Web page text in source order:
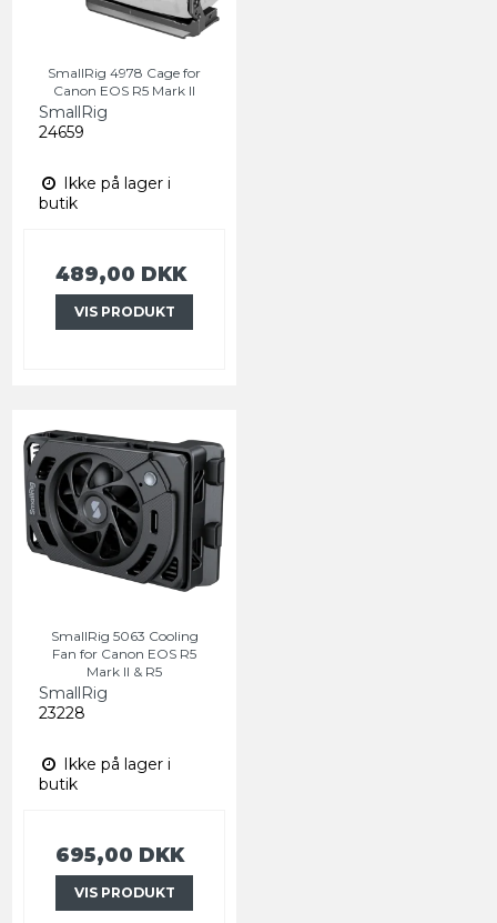
SmallRig 4978 Cage for
Canon EOS R5 Mark II
SmallRig
24659
Ikke på lager i
butik
489,00 DKK
VIS PRODUKT
SmallRig 5063 Cooling
Fan for Canon EOS R5
Mark II & R5
SmallRig
23228
Ikke på lager i
butik
695,00 DKK
VIS PRODUKT